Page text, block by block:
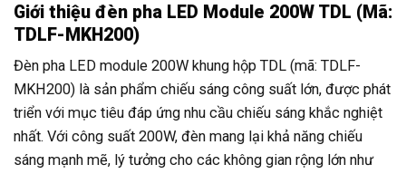
Giới thiệu đèn pha LED Module 200W TDL (Mã:
TDLF-MKH200)
Đèn pha LED module 200W khung hộp TDL (mã: TDLF-
MKH200) là sản phẩm chiếu sáng công suất lớn, được phát
triển với mục tiêu đáp ứng nhu cầu chiếu sáng khắc nghiệt
nhất. Với công suất 200W, đèn mang lại khả năng chiếu
sáng mạnh mẽ, lý tưởng cho các không gian rộng lớn như